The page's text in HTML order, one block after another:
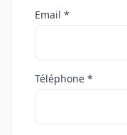
Email *
Téléphone *